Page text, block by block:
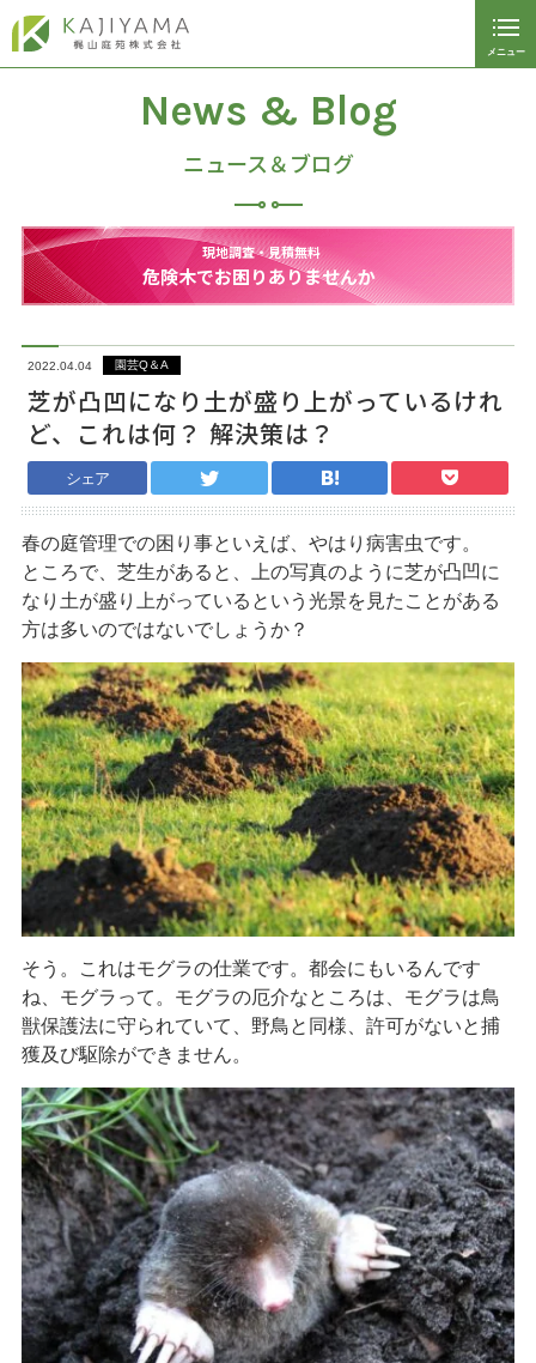
メニュー
閉じる
従業員募集
パートナー募集
会社案内
施工事例
お問い合わせ
自動見積り
新着情報
お知らせ
ガーデナー(庭師) プロの道具紹介
園芸Q＆A
プライバシーポリシー
045-438-8017
月～金曜日（※祝祭日・8/13-16,12/31-1/3を除く）
9：00～18：00
【営業エリア】
神奈川県・東京都（千代田区 / 中央区 / 港区 / 新宿区 / 文京
区 / 台東区 / 墨田区 / 江東区 / 品川区 / 目黒区 / 大田区 / 世田
谷区 / 渋谷区 / 中野区 / 杉並区 / 豊島区 / 北区 / 荒川区 / 板橋
区 / 練馬区 / 足立区 / 葛飾区 / 江戸川区 / 八王子市 / 立川市 /
武蔵野市 / 三鷹市 / 府中市 / 調布市 / 町田市 / 小金井市 / 小平
市 / 日野市 / 国分寺市 / 国立市 / 福生市 / 狛江市 / 多摩市 / 稲
城市 / 西東京市）
News & Blog
ニュース＆ブログ
現地調査・見積無料
危険木でお困りありませんか
2022.04.04 園芸Q＆A
芝が凸凹になり土が盛り上がっているけれ
ど、これは何？ 解決策は？
シェア
春の庭管理での困り事といえば、やはり病害虫です。
ところで、芝生があると、上の写真のように芝が凸凹に
なり土が盛り上がっているという光景を見たことがある
方は多いのではないでしょうか？
そう。これはモグラの仕業です。都会にもいるんです
ね、モグラって。モグラの厄介なところは、モグラは鳥
獣保護法に守られていて、野鳥と同様、許可がないと捕
獲及び駆除ができません。